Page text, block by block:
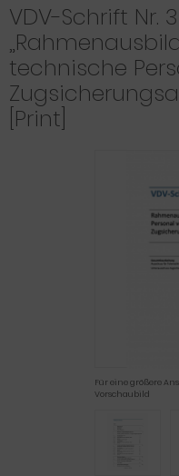
VDV-Schrift Nr.
technische
[Print]
Für eine größere
Vorschaubild